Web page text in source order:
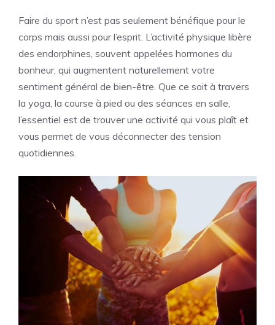
Faire du sport n’est pas seulement bénéfique pour le
corps mais aussi pour l’esprit. L’activité physique libère
des endorphines, souvent appelées hormones du
bonheur, qui augmentent naturellement votre
sentiment général de bien-être. Que ce soit à travers
la yoga, la course à pied ou des séances en salle,
l’essentiel est de trouver une activité qui vous plaît et
vous permet de vous déconnecter des tension
quotidiennes.